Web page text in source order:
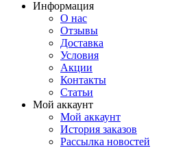
Информация
О нас
Отзывы
Доставка
Условия
Aкции
Контакты
Статьи
Мой аккаунт
Мой аккаунт
История заказов
Рассылка новостей